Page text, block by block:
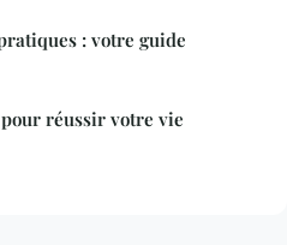
: votre guide
réussir votre vie